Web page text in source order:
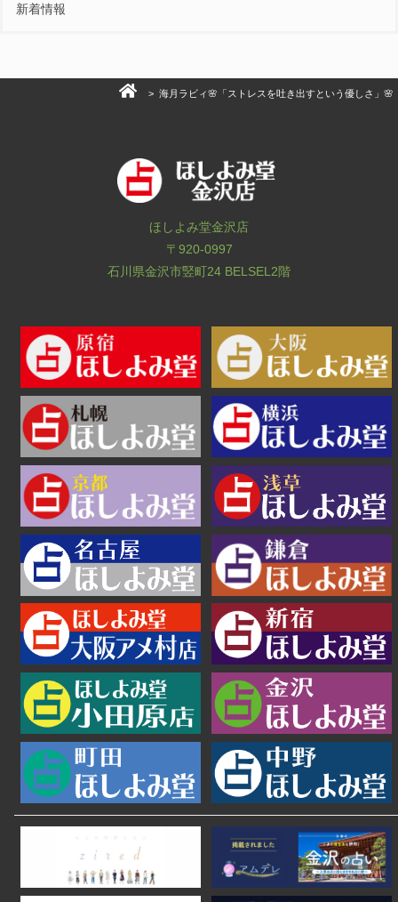
新着情報
> 海月ラビィ🌸「ストレスを吐き出すという優しさ」🌸
ほしよみ堂金沢店
〒920-0997
石川県金沢市竪町24 BELSEL2階